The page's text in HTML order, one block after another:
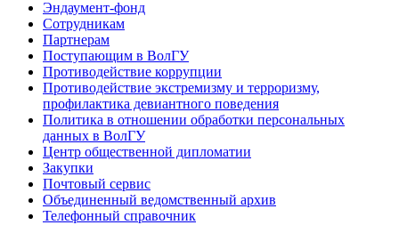
Эндаумент-фонд
Сотрудникам
Партнерам
Поступающим в ВолГУ
Противодействие коррупции
Противодействие экстремизму и терроризму,
профилактика девиантного поведения
Политика в отношении обработки персональных
данных в ВолГУ
Центр общественной дипломатии
Закупки
Почтовый сервис
Объединенный ведомственный архив
Телефонный справочник